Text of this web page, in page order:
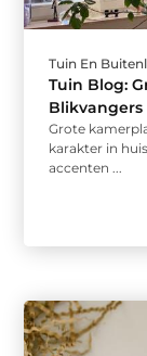
Tuin En
Tuin Blog:
Blikvangers
Grote
karakter in
accenten ...